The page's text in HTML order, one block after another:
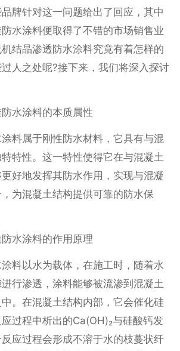
牌针对这一问题给出了回应，其中
水涂料便取得了不错的市场销售业
结晶渗透防水涂料究竟有着怎样的
人之处呢?接下来，我们将深入探讨
水涂料的本质属性
料属于刚性防水材料，它具有与混
特性。这一特性使得它在与混凝土
好地发挥其防水作用，实现与混凝
为混凝土结构提供可靠的防水保
水涂料的作用原理
料以水为载体，在施工时，随着水
行渗透，涂料能够被流渗到混凝土
。在混凝土结构内部，它会催化硅
过程中析出的Ca(OH)₂与硅酸钙发
应过程会形成不溶于水的枝蔓状纤